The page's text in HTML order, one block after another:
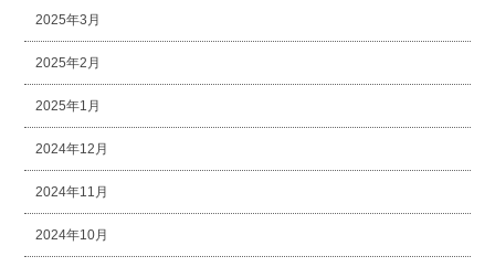
2025年3月
2025年2月
2025年1月
2024年12月
2024年11月
2024年10月